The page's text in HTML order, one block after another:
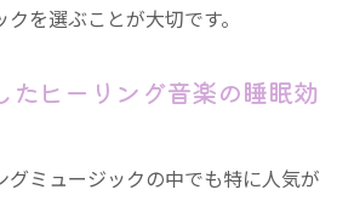
を選ぶことが大切です。
たヒーリング音楽の睡眠効
グミュージックの中でも特に人気が